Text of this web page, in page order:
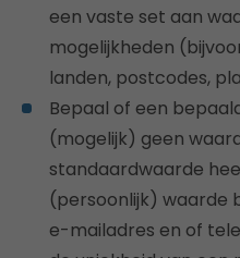
een vaste set aan
mogelijkheden
landen, postcodes,
Bepaal of een
(mogelijk) geen
standaardwaarde
(persoonlijk) waarde
e-mailadres en of